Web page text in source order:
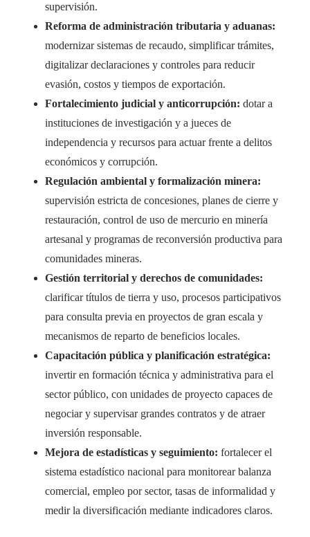
supervisión.
Reforma de administración tributaria y aduanas:
modernizar sistemas de recaudo, simplificar trámites,
digitalizar declaraciones y controles para reducir
evasión, costos y tiempos de exportación.
Fortalecimiento judicial y anticorrupción: dotar a
instituciones de investigación y a jueces de
independencia y recursos para actuar frente a delitos
económicos y corrupción.
Regulación ambiental y formalización minera:
supervisión estricta de concesiones, planes de cierre y
restauración, control de uso de mercurio en minería
artesanal y programas de reconversión productiva para
comunidades mineras.
Gestión territorial y derechos de comunidades:
clarificar títulos de tierra y uso, procesos participativos
para consulta previa en proyectos de gran escala y
mecanismos de reparto de beneficios locales.
Capacitación pública y planificación estratégica:
invertir en formación técnica y administrativa para el
sector público, con unidades de proyecto capaces de
negociar y supervisar grandes contratos y de atraer
inversión responsable.
Mejora de estadísticas y seguimiento: fortalecer el
sistema estadístico nacional para monitorear balanza
comercial, empleo por sector, tasas de informalidad y
medir la diversificación mediante indicadores claros.